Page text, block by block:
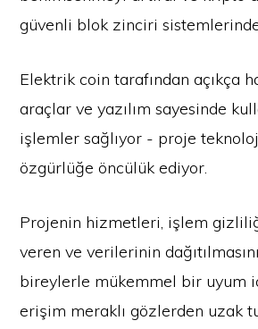
güvenli blok zinciri
Elektrik coin tarafından açıkça
araçlar ve yazılım sayesinde
işlemler sağlıyor - proje
özgürlüğe öncülük ediyor.
Projenin hizmetleri, işlem
veren ve verilerinin
bireylerle mükemmel bir uyum
erişim meraklı gözlerden uzak